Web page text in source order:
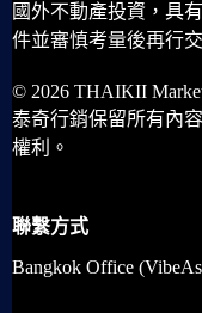
國外不動產投資，具
件並審慎考量後再行
© 2026 THAIKII
泰奇行銷保留所有內
權利。
聯繫方式
Bangkok Office